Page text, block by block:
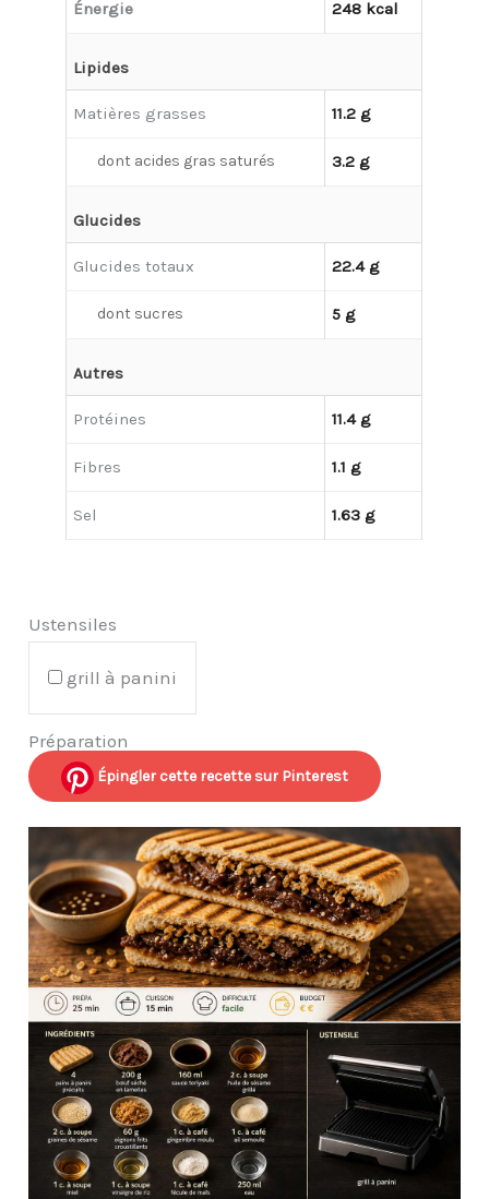
Énergie 248 kcal
Lipides
Matières grasses 11.2 g
dont acides gras saturés 3.2 g
Glucides
Glucides totaux 22.4 g
dont sucres 5 g
Autres
Protéines 11.4 g
Fibres 1.1 g
Sel 1.63 g
Ustensiles
grill à panini
Préparation
Épingler cette recette sur Pinterest